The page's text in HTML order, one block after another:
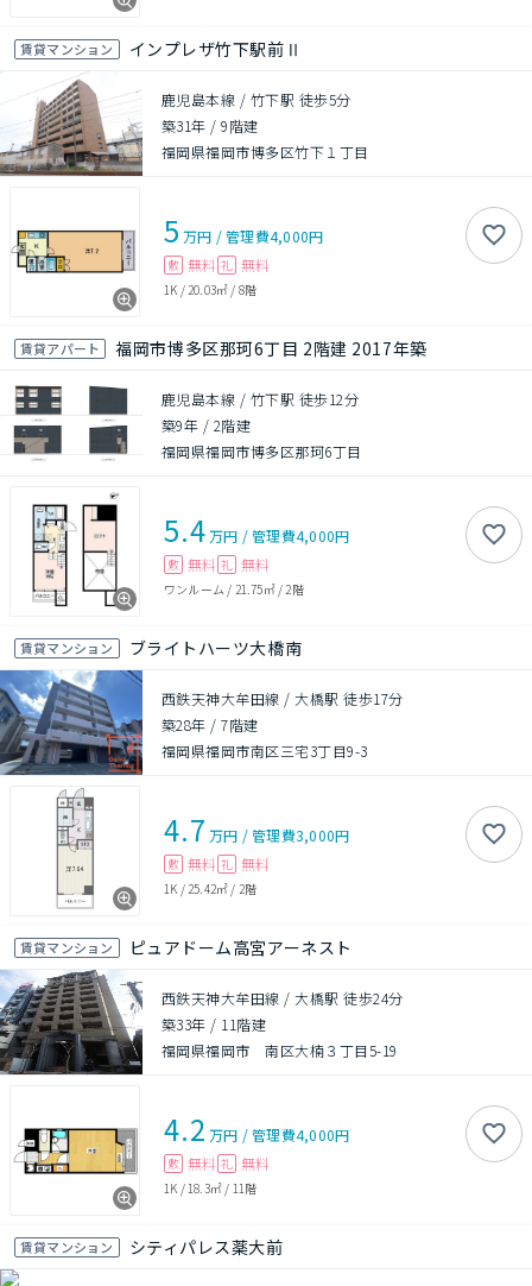
賃貸マンション インプレザ竹下駅前Ⅱ
鹿児島本線 / 竹下駅 徒歩5分
築31年 /9階建
福岡県福岡市博多区竹下１丁目
5 万円 /管理費4,000円
敷 無料 礼 無料
1K / 20.03㎡ / 8階
賃貸アパート 福岡市博多区那珂6丁目 2階建 2017年築
鹿児島本線 / 竹下駅 徒歩12分
築9年 / 2階建
福岡県福岡市博多区那珂6丁目
5.4万円 /管理費4,000円
敷 無料 礼 無料
ワンルーム / 21.75㎡/ 2階
賃貸マンション ブライトハーツ大橋南
西鉄天神大牟田線 / 大橋駅 徒歩17分
築28年 /7階建
福岡県福岡市南区三宅3丁目9-3
4.7 万円 /管理費3,000円
敷 無料 礼 無料
1K / 25.42㎡ / 2階
賃貸マンション ピュアドーム高宮アーネスト
西鉄天神大牟田線 / 大橋駅 徒歩24分
築33年 / 11階建
福岡県福岡市 南区大楠３丁目5-19
4.2 万円 /管理費4,000円
敷 無料 礼 無料
1K / 18.3㎡ / 11階
賃貸マンション シティパレス薬大前